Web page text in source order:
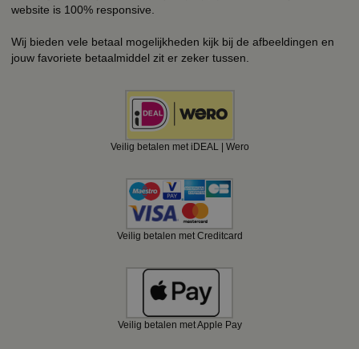
website is 100% responsive.
Wij bieden vele betaal mogelijkheden kijk bij de afbeeldingen en
jouw favoriete betaalmiddel zit er zeker tussen.
Veilig betalen met iDEAL | Wero
Veilig betalen met Creditcard
Veilig betalen met Apple Pay